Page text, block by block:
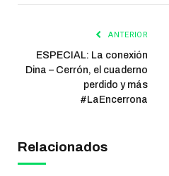
ANTERIOR
ESPECIAL: La conexión
Dina – Cerrón, el cuaderno
perdido y más
#LaEncerrona
Relacionados